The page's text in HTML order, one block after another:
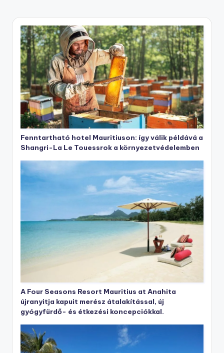
Fenntartható hotel Mauritiuson: így válik példává a
Shangri-La Le Touessrok a környezetvédelemben
A Four Seasons Resort Mauritius at Anahita
újranyitja kapuit merész átalakítással, új
gyógyfürdő- és étkezési koncepciókkal.